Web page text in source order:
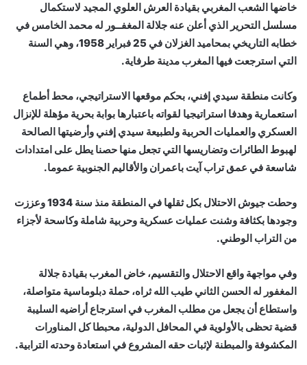
خاضها الشعب المغربي بقيادة العرش العلوي المجيد لاستكمال
مسلسل التحرير الذي أعلن عنه جلالة المغفــور له محمد الخامس في
خطابه التاريخي بمحاميد الغزلان في 25 فبراير 1958، وهي السنة
التي استرجعت فيها المغرب مدينة طرفاية.
وكانت منطقة سيدي إفني، بحكم موقعها الاستراتيجي، محط أطماع
استعمارية وهدفا استراتيجيا لقواته باعتبارها بوابة بحرية مؤهلة للإنزال
العسكري والعمليات الحربية ولطبيعة سيدي إفني وأرضيتها الصالحة
لهبوط الطائرات وتضاريسها التي تجعل منها حصنا يطل على امتدادات
شاسعة في عمق تراب آيت باعمران والأقاليم الجنوبية عموما.
وحطت جيوش الاحتلال بكل ثقلها في المنطقة منذ سنة 1934 وعززت
وجودها بكثافة وشنت عمليات عسكرية وحربية شاملة وكاسحة لأجزاء
من التراب الوطني.
وفي مواجهة واقع الاحتلال والتقسيم، خاض المغرب بقيادة جلالة
المغفور له الحسن الثاني طيب الله ثراه، حملة دبلوماسية متواصلة،
واستطاع أن يجعل من مطلب المغرب في استرجاع أراضيه السليبة
قضية تحظى بالأولوية في المحافل الدولية، محبطا كل المناورات
المكشوفة والمبطنة لإثبات حقه المشروع في استعادة وحدته الترابية.